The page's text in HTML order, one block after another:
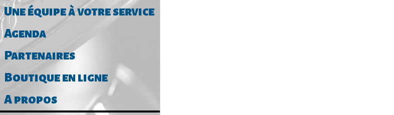
Une équipe à votre service
Agenda
Partenaires
Boutique en ligne
A propos